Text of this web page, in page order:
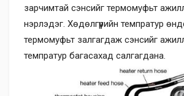
зарчимтай сэнсийг термомуфьт
нэрлэдэг. Хөдөлгүүрийн темпратур
термомуфьт залгагдаж сэнсийг
темпратур багасахад салгагдана.